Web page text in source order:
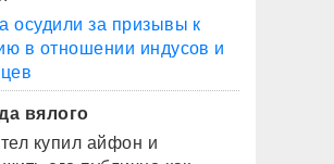
осудили за призывы к
в отношении индусов и
вялого
купил айфон и